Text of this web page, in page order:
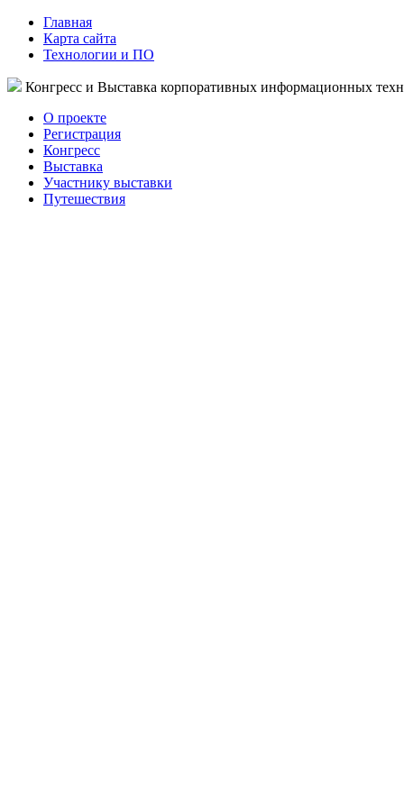
Главная
Карта сайта
Технологии и ПО
Конгресс и Выставка корпоративных информационных
О проекте
Регистрация
Конгресс
Выставка
Участнику выставки
Путешествия